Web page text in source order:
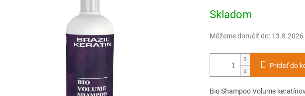
cena:
Skladom
Môžeme doručiť do: 13.8.2026
Pridať do
Bio Shampoo Volume